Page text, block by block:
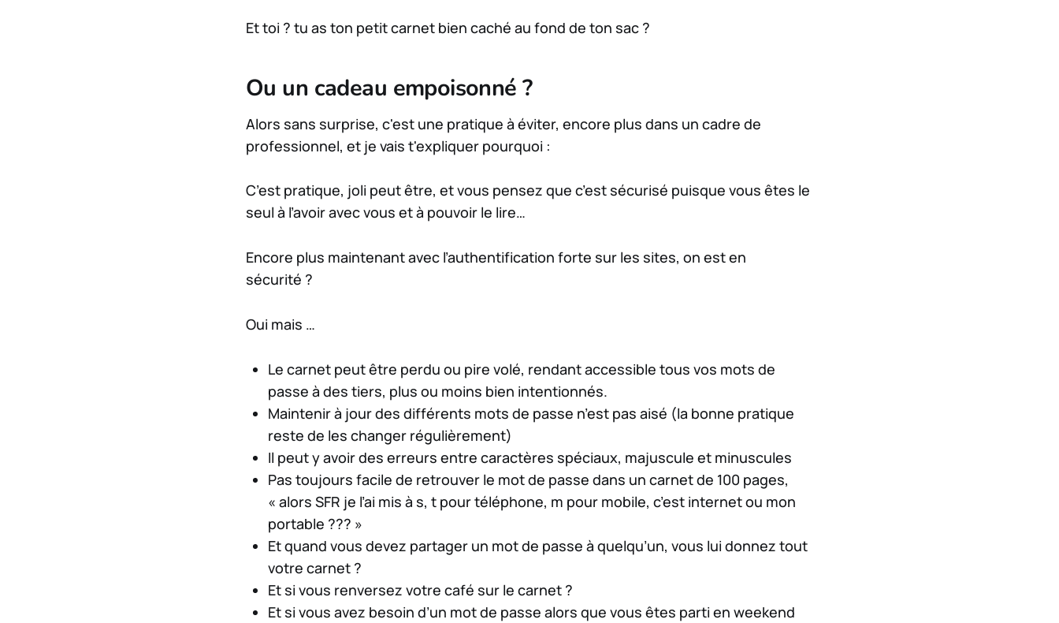
Et toi ? tu as ton petit carnet bien caché au fond de ton sac ?
Ou un cadeau empoisonné ?
Alors sans surprise, c'est une pratique à éviter, encore plus dans un cadre de
professionnel, et je vais t'expliquer pourquoi :
C’est pratique, joli peut être, et vous pensez que c’est sécurisé puisque vous êtes le
seul à l’avoir avec vous et à pouvoir le lire…
Encore plus maintenant avec l’authentification forte sur les sites, on est en
sécurité ?
Oui mais …
Le carnet peut être perdu ou pire volé, rendant accessible tous vos mots de
passe à des tiers, plus ou moins bien intentionnés.
Maintenir à jour des différents mots de passe n’est pas aisé (la bonne pratique
reste de les changer régulièrement)
Il peut y avoir des erreurs entre caractères spéciaux, majuscule et minuscules
Pas toujours facile de retrouver le mot de passe dans un carnet de 100 pages,
« alors SFR je l’ai mis à s, t pour téléphone, m pour mobile, c’est internet ou mon
portable ??? »
Et quand vous devez partager un mot de passe à quelqu’un, vous lui donnez tout
votre carnet ?
Et si vous renversez votre café sur le carnet ?
Et si vous avez besoin d’un mot de passe alors que vous êtes parti en weekend